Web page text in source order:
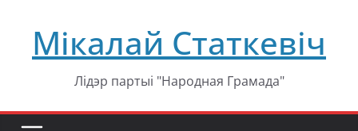
содержимому
Мікалай Статкевіч
Лідэр партыі "Народная Грамада"